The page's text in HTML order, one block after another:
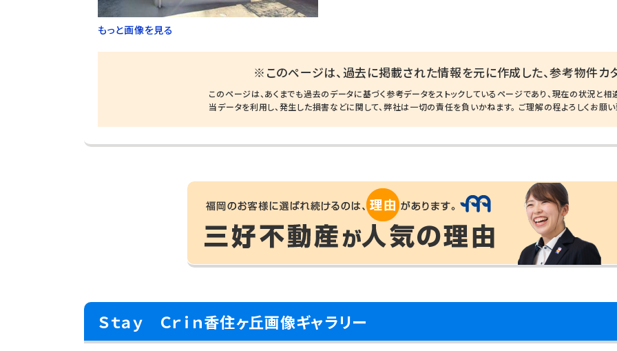
もっと画像を見る
※このページは、過去に掲載された情報を元に作成した、参考物件カ
このページは、あくまでも過去のデータに基づく参考データをストックしているページであり、現在の状況と相
当データを利用し、発生した損害などに関して、弊社は一切の責任を負いかねます。 ご理解の程よろしくお願い
Ｓｔａｙ Ｃｒｉｎ香住ヶ丘画像ギャラリー